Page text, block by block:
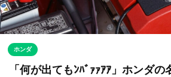
ホンダ
「何が出てもﾝﾊﾞｧｧｱｱ」ホンダ